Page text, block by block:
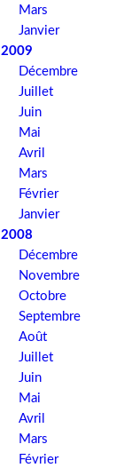
Mars
Janvier
2009
Décembre
Juillet
Juin
Mai
Avril
Mars
Février
Janvier
2008
Décembre
Novembre
Octobre
Septembre
Août
Juillet
Juin
Mai
Avril
Mars
Février